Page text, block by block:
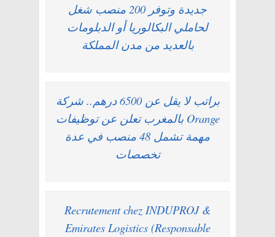
جديدة وتوفر 200 منصب شغل
لحاملي البكالوريا أو الدبلومات
بالعديد من مدن المملكة
براتب لا يقل عن 6500 درهم.. شركة
Orange بالمغرب تعلن عن توظيفات
مهمة تشمل 48 منصب في عدة
تخصصات
Recrutement chez INDUPROJ &
Emirates Logistics (Responsable